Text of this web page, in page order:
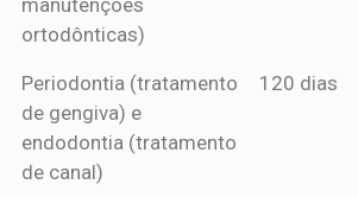
ortodônticas)
Periodontia (tratamento
de gengiva) e
endodontia (tratamento
de canal)
120 dias